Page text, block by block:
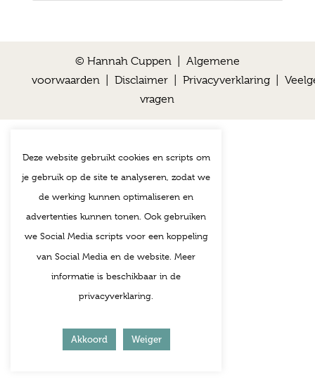
© Hannah Cuppen | Algemene
voorwaarden| Disclaimer| Privacyverklaring|
vragen
Deze website gebruikt cookies en scripts om
je gebruik op de site te analyseren, zodat we
de werking kunnen optimaliseren en
advertenties kunnen tonen. Ook gebruiken
we Social Media scripts voor een koppeling
van Social Media en de website. Meer
informatie is beschikbaar in de
privacyverklaring.
Akkoord Weiger